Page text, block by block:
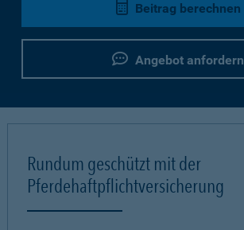
Beitrag berechnen
Angebot anfordern
Rundum geschützt mit der
Pferdehaftpflichtversicherung